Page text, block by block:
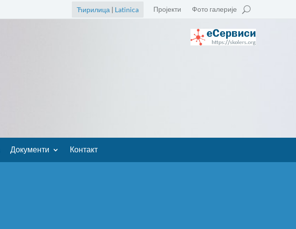
Пројекти Фото галерије
Ћирилица | Latinica
Документи Контакт